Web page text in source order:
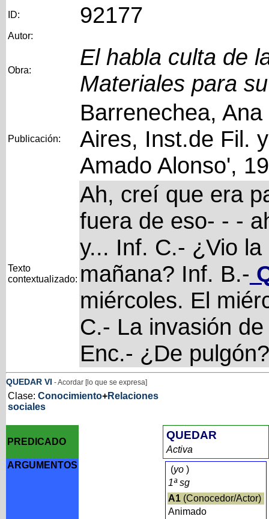
ID: 92177
Autor:
Obra:
El habla culta de
Materiales para
Publicación:
Barrenechea,
Aires, Inst.de Fil.
Amado Alonso',
Texto
contextualizado:
Ah, creí que era
fuera de eso- - -
y... Inf. C.- ¿Vio
mañana? Inf. B.-
miércoles. El
C.- La invasión
Enc.- ¿De
QUEDAR VI - Acordar [lo que se expresa]
Clase: Conocimiento+Relaciones
sociales
PREDICADO
QUEDAR
Activa
ARGUMENTOS
(yo)
1ª sg
A1(Conocedor/Actor)
Animado